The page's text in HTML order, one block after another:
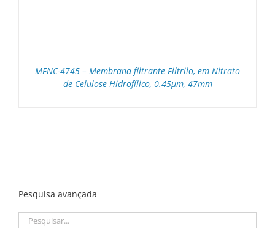
MFNC-4745 – Membrana filtrante Filtrilo, em Nitrato
de Celulose Hidrofílico, 0.45μm, 47mm
Pesquisa avançada